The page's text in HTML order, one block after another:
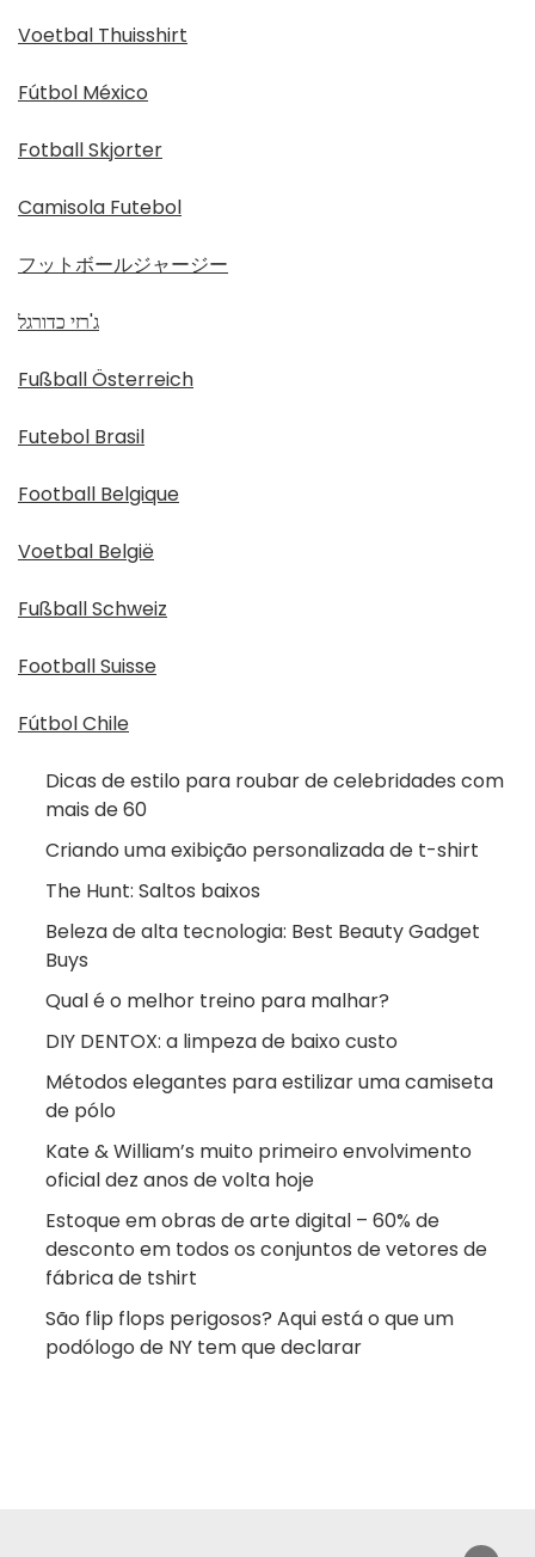
Voetbal Thuisshirt
Fútbol México
Fotball Skjorter
Camisola Futebol
フットボールジャージー
ג'רזי כדורגל
Fußball Österreich
Futebol Brasil
Football Belgique
Voetbal België
Fußball Schweiz
Football Suisse
Fútbol Chile
Dicas de estilo para roubar de celebridades com
mais de 60
Criando uma exibição personalizada de t-shirt
The Hunt: Saltos baixos
Beleza de alta tecnologia: Best Beauty Gadget
Buys
Qual é o melhor treino para malhar?
DIY DENTOX: a limpeza de baixo custo
Métodos elegantes para estilizar uma camiseta
de pólo
Kate & William’s muito primeiro envolvimento
oficial dez anos de volta hoje
Estoque em obras de arte digital – 60% de
desconto em todos os conjuntos de vetores de
fábrica de tshirt
São flip flops perigosos? Aqui está o que um
podólogo de NY tem que declarar